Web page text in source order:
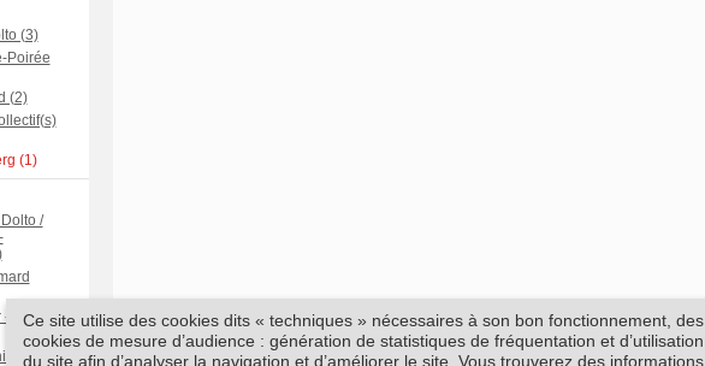
(3)
Poirée
(2)
(1)
/
- Albums
(1)
Ce site utilise des cookies dits « techniques » nécessaires à son bon fonctionnement, des
cookies de mesure d’audience : génération de statistiques de fréquentation et d’utilisation
du site afin d’analyser la navigation et d’améliorer le site. Vous trouverez des informations